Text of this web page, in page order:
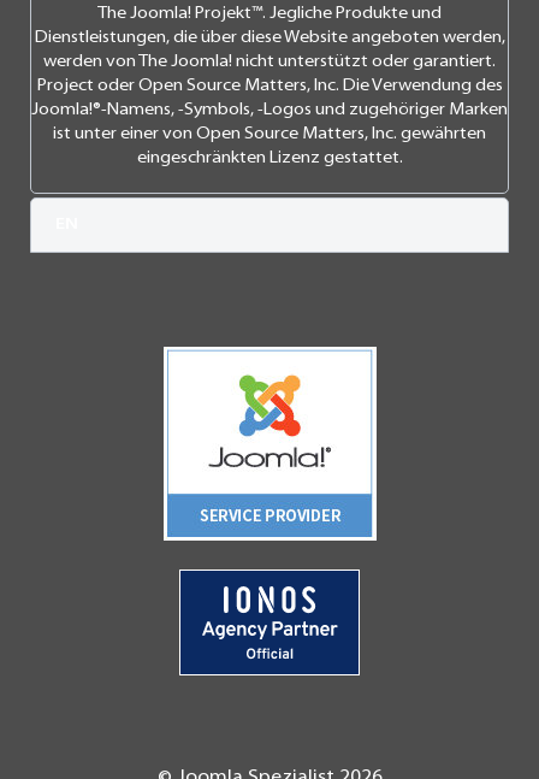
The Joomla! Projekt™. Jegliche Produkte und
Dienstleistungen, die über diese Website angeboten werden,
werden von The Joomla! nicht unterstützt oder garantiert.
Project oder Open Source Matters, Inc. Die Verwendung des
Joomla!®-Namens, -Symbols, -Logos und zugehöriger Marken
ist unter einer von Open Source Matters, Inc. gewährten
eingeschränkten Lizenz gestattet.